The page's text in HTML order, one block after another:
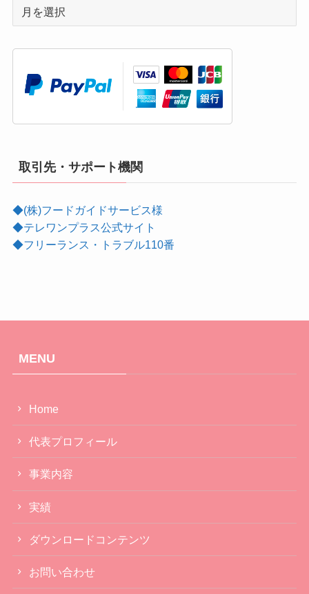
取引先・サポート機関
◆(株)フードガイドサービス様
◆テレワンプラス公式サイト
◆フリーランス・トラブル110番
MENU
Home
代表プロフィール
事業内容
実績
ダウンロードコンテンツ
お問い合わせ